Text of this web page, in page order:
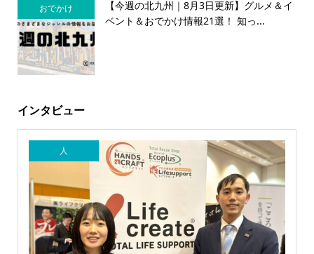
おでかけ
【今週の北九州｜8月3日更新】グルメ＆イ
ベント＆おでかけ情報21選！ 知っ...
インタビュー
人